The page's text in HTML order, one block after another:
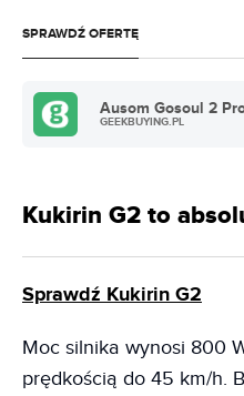
SPRAWDŹ OFERTĘ
Ausom Gosoul 2
GEEKBUYING.PL
Kukirin G2 to
Sprawdź Kukirin G2
Moc silnika wynosi 800
prędkością do 45 km/h.